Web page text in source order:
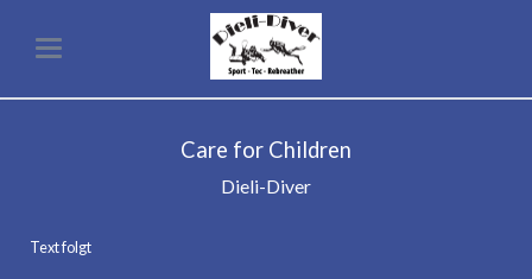
Care for Children
Dieli-Diver
Text folgt